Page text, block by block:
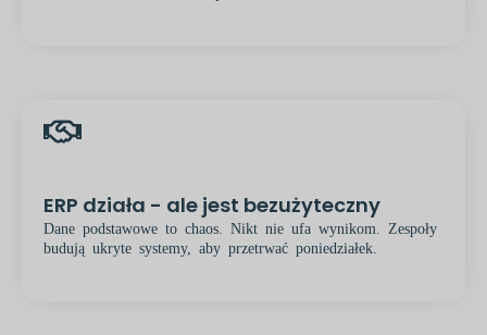
ERP działa - ale jest bezużyteczny
Dane podstawowe to chaos. Nikt nie ufa wynikom. Zespoły
budują ukryte systemy, aby przetrwać poniedziałek.